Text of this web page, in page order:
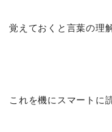
覚えておくと言葉の理
これを機にスマートに